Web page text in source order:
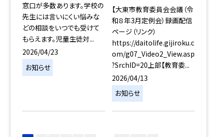
窓口が多数あります。学校の
先生には言いにくい悩みな
どの相談をいつでも受けて
もらえます。児童生徒対...
2026/04/23
お知らせ
【大東市教育委員会会議（令
和８年3月定例会）録画配信
ページ（リンク）
https://daitolife.gijiroku.c
om/g07_Video2_View.asp
?SrchID=20上部【教育委...
2026/04/13
お知らせ